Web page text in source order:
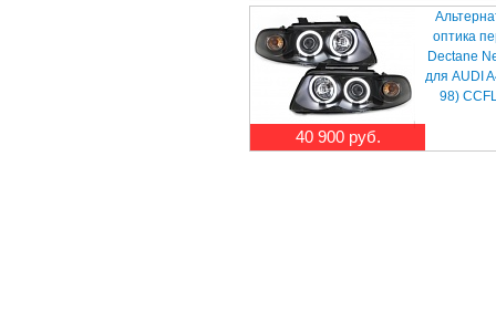
40 900 руб.
оптика
Dectane
для AUDI
98)